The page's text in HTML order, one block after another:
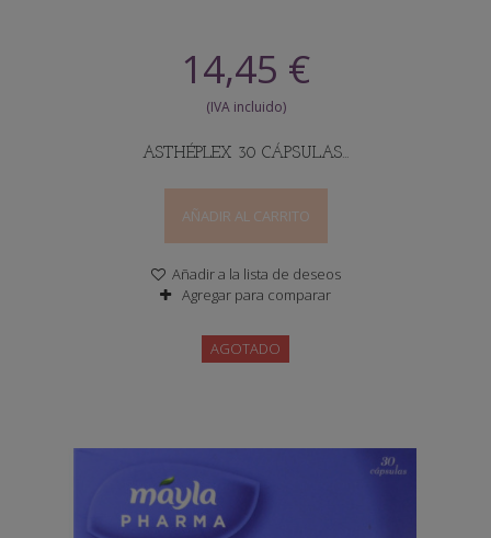
14,45 €
ASTHÉPLEX 30 CÁPSULAS...
AÑADIR AL CARRITO
Añadir a la lista de deseos
Agregar para comparar
AGOTADO